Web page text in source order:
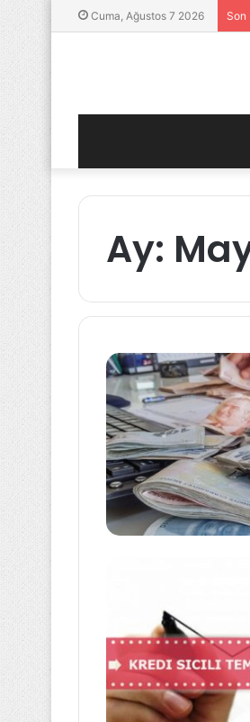
Cuma, Ağustos 7 2026 Son
Ay: